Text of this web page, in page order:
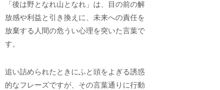
「後は野となれ山となれ」は、目の前の解
放感や利益と引き換えに、未来への責任を
放棄する人間の危うい心理を突いた言葉で
す。
追い詰められたときにふと頭をよぎる誘惑
的なフレーズですが、その言葉通りに行動